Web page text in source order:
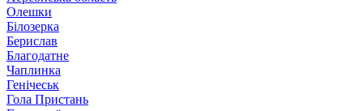
Олешки
Білозерка
Берислав
Благодатне
Чаплинка
Генічеськ
Гола Пристань